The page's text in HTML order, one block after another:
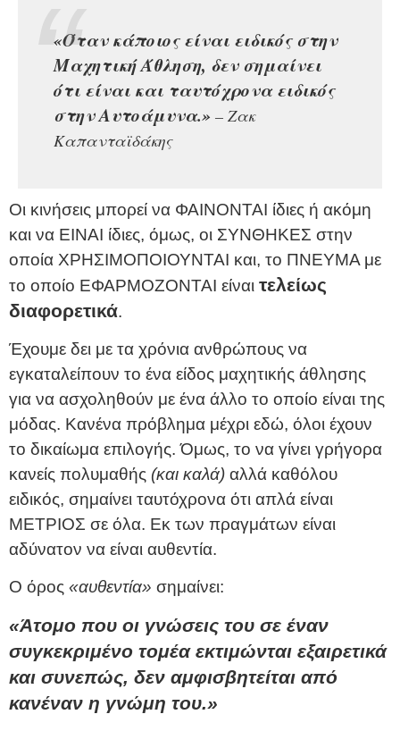
«Όταν κάποιος είναι ειδικός στην
Μαχητική Άθληση, δεν σημαίνει
ότι είναι και ταυτόχρονα ειδικός
στην Αυτοάμυνα.» – Ζακ
Καπανταϊδάκης
Οι κινήσεις μπορεί να ΦΑΙΝΟΝΤΑΙ ίδιες ή ακόμη
και να ΕΙΝΑΙ ίδιες, όμως, οι ΣΥΝΘΗΚΕΣ στην
οποία ΧΡΗΣΙΜΟΠΟΙΟΥΝΤΑΙ και, το ΠΝΕΥΜΑ με
το οποίο ΕΦΑΡΜΟΖΟΝΤΑΙ είναι τελείως
διαφορετικά.
Έχουμε δει με τα χρόνια ανθρώπους να
εγκαταλείπουν το ένα είδος μαχητικής άθλησης
για να ασχοληθούν με ένα άλλο το οποίο είναι της
μόδας. Κανένα πρόβλημα μέχρι εδώ, όλοι έχουν
το δικαίωμα επιλογής. Όμως, το να γίνει γρήγορα
κανείς πολυμαθής (και καλά) αλλά καθόλου
ειδικός, σημαίνει ταυτόχρονα ότι απλά είναι
ΜΕΤΡΙΟΣ σε όλα. Εκ των πραγμάτων είναι
αδύνατον να είναι αυθεντία.
Ο όρος «αυθεντία» σημαίνει:
«Άτομο που οι γνώσεις του σε έναν
συγκεκριμένο τομέα εκτιμώνται εξαιρετικά
και συνεπώς, δεν αμφισβητείται από
κανέναν η γνώμη του.»